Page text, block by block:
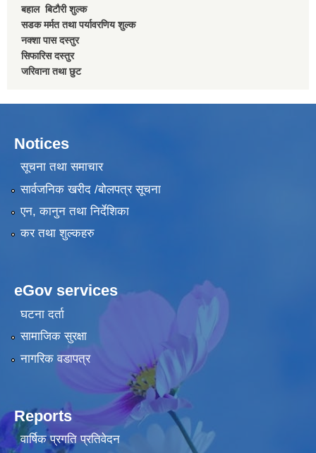
बहाल बिटाैरी शुल्क
सडक मर्मत तथा पर्यावरणिय शुल्क
नक्शा पास दस्तुर
सिफारिस दस्तुर
जरिवाना तथा छुट
Notices
सूचना तथा समाचार
सार्वजनिक खरीद /बोलपत्र सूचना
एन, कानुन तथा निर्देशिका
कर तथा शुल्कहरु
eGov services
घटना दर्ता
सामाजिक सुरक्षा
नागरिक वडापत्र
Reports
वार्षिक प्रगति प्रतिवेदन